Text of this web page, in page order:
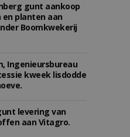
gunt aankoop
planten aan
Boomkwekerij
Ingenieursbureau
kweek lisdodde
levering van
aan Vitagro.